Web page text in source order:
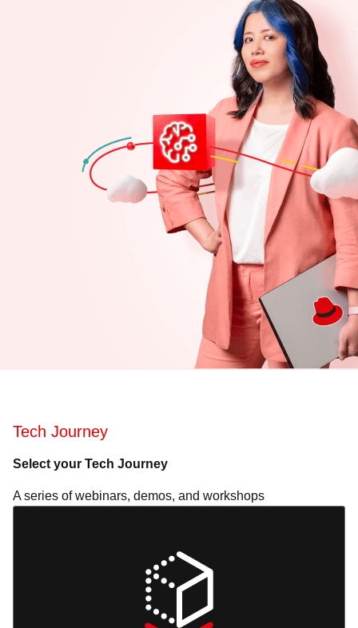
Tech Journey
Select your Tech Journey
A series of webinars, demos, and workshops